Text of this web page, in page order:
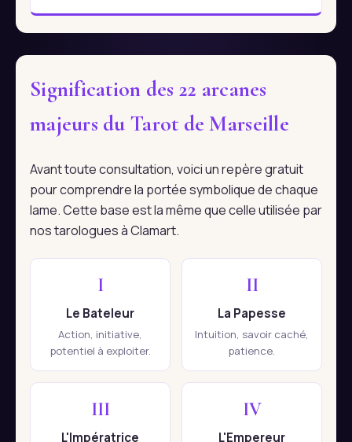
Signification des 22 arcanes
majeurs du Tarot de Marseille
Avant toute consultation, voici un repère gratuit
pour comprendre la portée symbolique de chaque
lame. Cette base est la même que celle utilisée par
nos tarologues à Clamart.
I
Le Bateleur
Action, initiative,
potentiel à exploiter.
II
La Papesse
Intuition, savoir caché,
patience.
III
L'Impératrice
IV
L'Empereur